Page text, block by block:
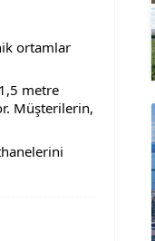
ortamlar
metre
Müşterilerin,